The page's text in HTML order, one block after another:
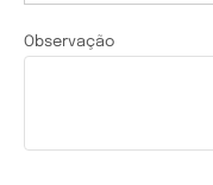
Observação